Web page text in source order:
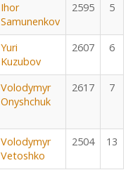
Ihor
Samunenkov
2595 5
Yuri
Kuzubov
2607 6
Volodymyr
Onyshchuk
2617 7
Volodymyr
Vetoshko
2504 13